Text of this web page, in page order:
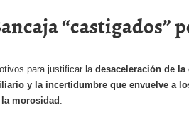
whales
tarde 16
de abril
de 2026
“castigados”
para justificar la desaceleración de
y la incertidumbre que envuelve a
morosidad .